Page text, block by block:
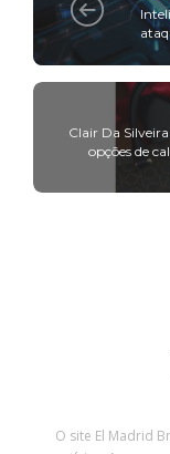
Clair Da
opções de
O site El Madrid